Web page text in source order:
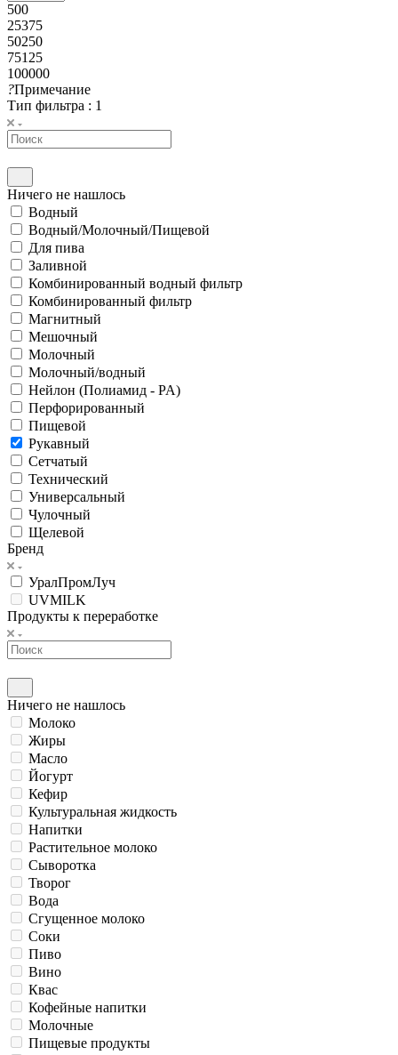
500
25375
50250
75125
100000
?Примечание
Тип фильтра : 1
Ничего не нашлось
Водный
Водный/Молочный/Пищевой
Для пива
Заливной
Комбинированный водный фильтр
Комбинированный фильтр
Магнитный
Мешочный
Молочный
Молочный/водный
Нейлон (Полиамид - PA)
Перфорированный
Пищевой
Рукавный
Сетчатый
Технический
Универсальный
Чулочный
Щелевой
Бренд
УралПромЛуч
UVMILK
Продукты к переработке
Ничего не нашлось
Молоко
Жиры
Масло
Йогурт
Кефир
Культуральная жидкость
Напитки
Растительное молоко
Сыворотка
Творог
Вода
Сгущенное молоко
Соки
Пиво
Вино
Квас
Кофейные напитки
Молочные
Пищевые продукты